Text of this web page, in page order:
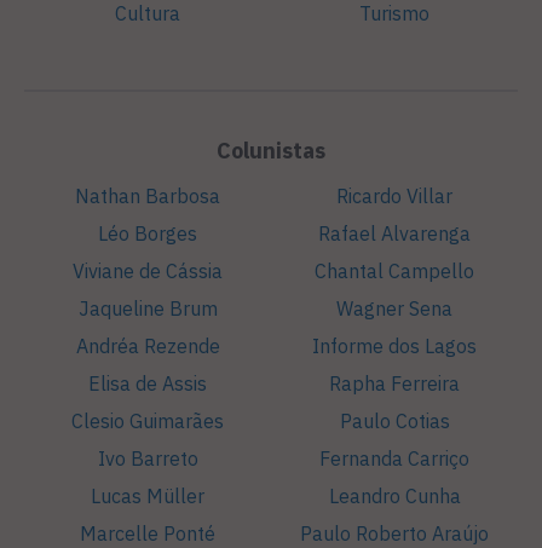
Cultura
Turismo
Colunistas
Nathan Barbosa
Léo Borges
Viviane de Cássia
Jaqueline Brum
Andréa Rezende
Elisa de Assis
Clesio Guimarães
Ivo Barreto
Lucas Müller
Marcelle Ponté
Ricardo Villar
Rafael Alvarenga
Chantal Campello
Wagner Sena
Informe dos Lagos
Rapha Ferreira
Paulo Cotias
Fernanda Carriço
Leandro Cunha
Paulo Roberto Araújo